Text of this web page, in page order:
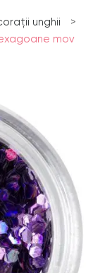
unghii
>
mov